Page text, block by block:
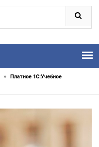
»
Платное 1С:Учебное